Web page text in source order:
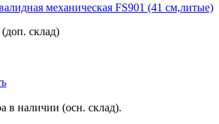
механическая FS901 (41 см,литые)
склад)
в наличии (осн. склад).